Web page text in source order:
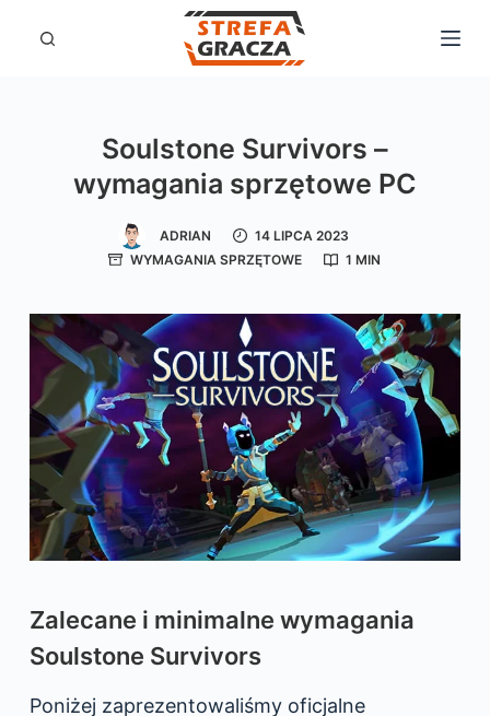
ś
c
Soulstone Survivors –
wymagania sprzętowe PC
ADRIAN
14 LIPCA 2023
WYMAGANIA SPRZĘTOWE
1 MIN
Zalecane i minimalne wymagania
Soulstone Survivors
Poniżej zaprezentowaliśmy oficjalne